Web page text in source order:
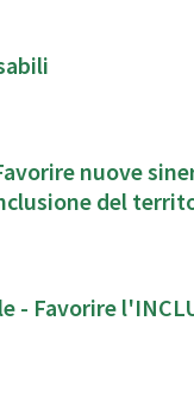
nuove
del
- Favorire